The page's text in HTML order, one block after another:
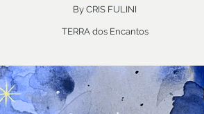
By CRIS FULINI
TERRA dos Encantos
VIRGEM, Saúde
VIRGEM, Sistema
VIRGEM, Observação, Discernimento,
Presença